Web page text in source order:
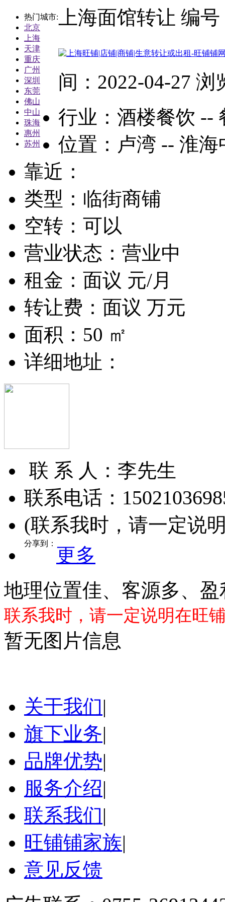
热门城市:
北京
上海
天津
重庆
广州
深圳
东莞
佛山
中山
珠海
惠州
苏州
上海面馆转让 编号
间：2022-04-27 浏
行业： 酒楼餐饮 --
位置：卢湾 -- 淮海
靠近：
类型：临街商铺
空转：可以
营业状态：营业中
租金： 面议 元/月
转让费： 面议 万元
面积：50 ㎡
详细地址：
联 系 人： 李先生
联系电话：
(联系我时，请一定说
分享到：
更多
地理位置佳、客源多、盈
联系我时，请一定说明在旺
暂无图片信息
关于我们|
旗下业务|
品牌优势|
服务介绍|
联系我们|
旺铺铺家族|
意见反馈